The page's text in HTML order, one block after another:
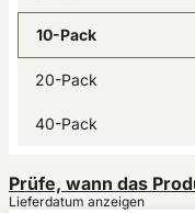
10-Pack
20-Pack
40-Pack
Prüfe, wann das
Lieferdatum anzeigen